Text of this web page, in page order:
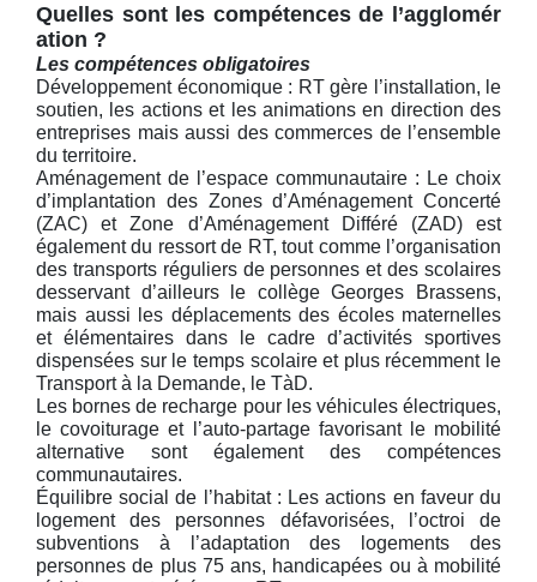
Quelles sont les compétences de l’agglomér
ation ?
Les compétences obligatoires
Développement économique : RT gère l’installation, le
soutien, les actions et les animations en direction des
entreprises mais aussi des commerces de l’ensemble
du territoire.
Aménagement de l’espace communautaire : Le choix
d’implantation des Zones d’Aménagement Concerté
(ZAC) et Zone d’Aménagement Différé (ZAD) est
également du ressort de RT, tout comme l’organisation
des transports réguliers de personnes et des scolaires
desservant d’ailleurs le collège Georges Brassens,
mais aussi les déplacements des écoles maternelles
et élémentaires dans le cadre d’activités sportives
dispensées sur le temps scolaire et plus récemment le
Transport à la Demande, le TàD.
Les bornes de recharge pour les véhicules électriques,
le covoiturage et l’auto-partage favorisant le mobilité
alternative sont également des compétences
communautaires.
Équilibre social de l’habitat : Les actions en faveur du
logement des personnes défavorisées, l’octroi de
subventions à l’adaptation des logements des
personnes de plus 75 ans, handicapées ou à mobilité